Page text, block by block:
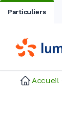
Particuliers
Accueil